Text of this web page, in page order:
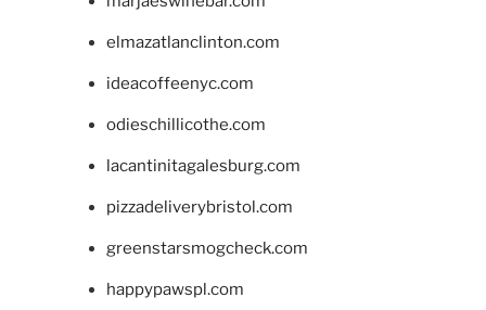
elmazatlanclinton.com
ideacoffeenyc.com
odieschillicothe.com
lacantinitagalesburg.com
pizzadeliverybristol.com
greenstarsmogcheck.com
happypawspl.com